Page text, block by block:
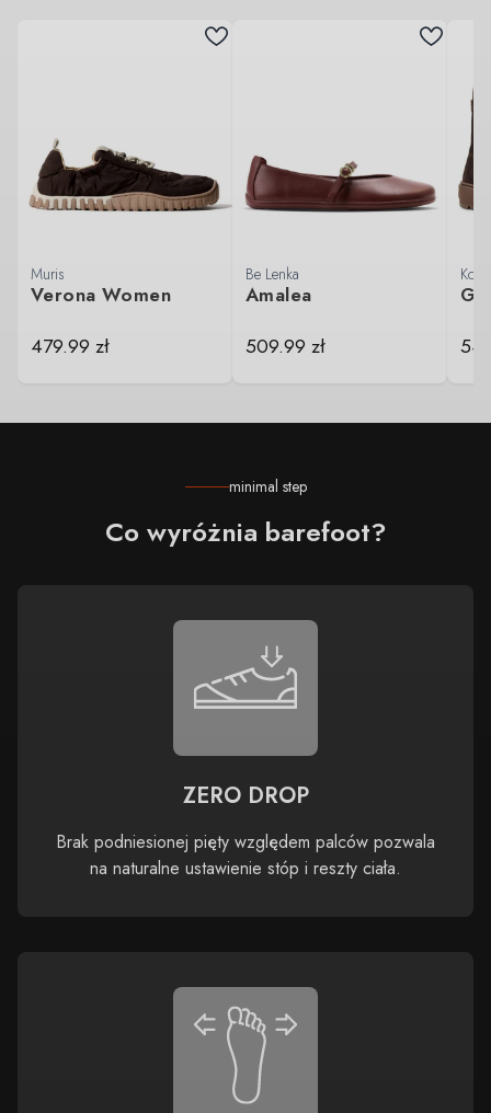
Muris
Verona Women
479.99 zł
Be Lenka
Amalea
509.99 zł
minimal step
Co wyróżnia barefoot?
ZERO DROP
Brak podniesionej pięty względem palców pozwala
na naturalne ustawienie stóp i reszty ciała.